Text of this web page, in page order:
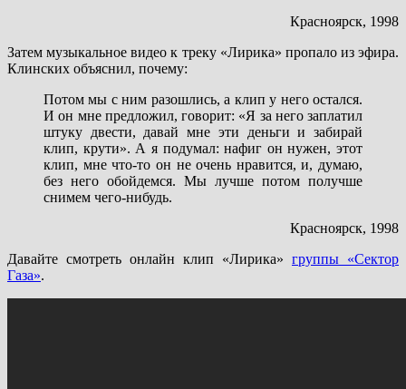
Красноярск, 1998
Затем музыкальное видео к треку «Лирика» пропало из эфира.
Клинских объяснил, почему:
Потом мы с ним разошлись, а клип у него остался.
И он мне предложил, говорит: «Я за него заплатил
штуку двести, давай мне эти деньги и забирай
клип, крути». А я подумал: нафиг он нужен, этот
клип, мне что-то он не очень нравится, и, думаю,
без него обойдемся. Мы лучше потом получше
снимем чего-нибудь.
Красноярск, 1998
Давайте смотреть онлайн клип «Лирика» группы «Сектор
Газа».